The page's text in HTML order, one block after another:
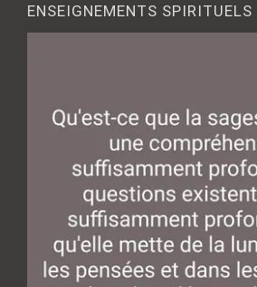
ENSEIGNEMENTS SPIRITUELS